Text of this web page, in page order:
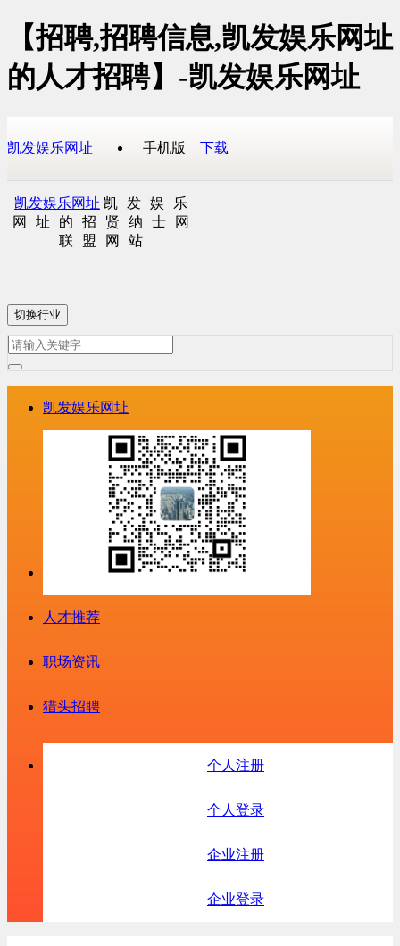
【招聘,招聘信息,凯发娱乐网址
的人才招聘】-凯发娱乐网址
凯发娱乐网址 手机版 下载
凯发娱乐网址 凯发娱乐
网址的招贤纳士网
联盟网站
切换行业
凯发娱乐网址
人才推荐
职场资讯
猎头招聘
个人注册
个人登录
企业注册
企业登录